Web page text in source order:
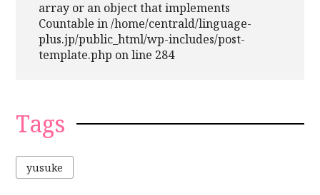
array or an object that implements
Countable in/home/centrald/linguage-
plus.jp/public_html/wp-includes/post-
template.php on line 284
Tags
yusuke